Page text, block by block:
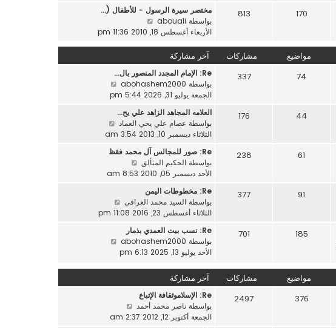
ة
ر
ك
ة
د
خ
ر
ا
ر
ك
ة
170
813
مختصر سيرة الرسول - للأطفال (…
بواسطة abouali
ا
آ
خ
ر
م
ش
ر
ك
ة
الأربعاء أغسطس 18, 2010 11:36 pm
مواضيع مشاركات آخر مشاركة
74
337
Re: الإمام المجدد المنصور بال…
بواسطة abohashem2000
ا
آ
خ
ش
ة
الجمعة يوليو 31, 2026 5:44 pm
44
176
العلامه المجاهد الزاهد علي يح…
بواسطة عصام علي يحي العماد
ا
خ
ش
الثلاثاء ديسمبر 10, 2013 3:54 am
61
238
Re: صور للمجالس آل محمد فقظ
بواسطة الحكيم المتألق
ا
آ
خ
ر
م
ش
ر
الأحد ديسمبر 05, 2010 8:53 am
91
377
Re: مخطوطات اليمن
بواسطة السيد محمد العراقي
ا
آ
ر
ش
ك
الثلاثاء أغسطس 23, 2016 11:08 pm
185
701
Re: نسب بيت العمدي بذمار
بواسطة abohashem2000
آ
م
الأحد يوليو 13, 2025 6:13 pm
مواضيع مشاركات آخر مشاركة
376
2497
Re: الإسلاموثقافة الإتباع
بواسطة ناصر محمد أحمد
الجمعة أكتوبر 12, 2012 2:37 am